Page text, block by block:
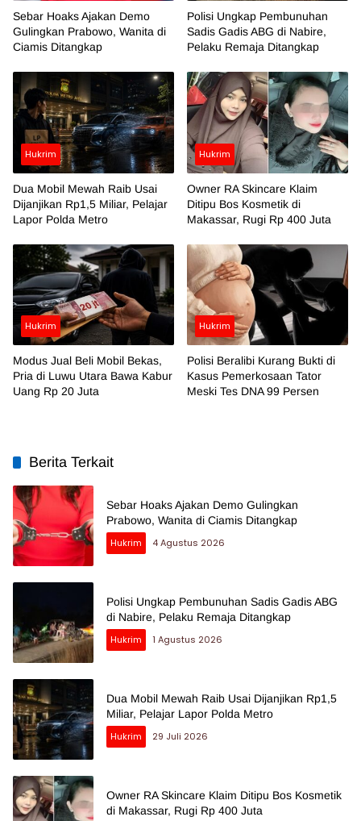
Sebar Hoaks Ajakan Demo
Gulingkan Prabowo, Wanita di
Ciamis Ditangkap
Polisi Ungkap Pembunuhan
Sadis Gadis ABG di Nabire,
Pelaku Remaja Ditangkap
Hukrim
Dua Mobil Mewah Raib Usai
Dijanjikan Rp1,5 Miliar, Pelajar
Lapor Polda Metro
Hukrim
Owner RA Skincare Klaim
Ditipu Bos Kosmetik di
Makassar, Rugi Rp 400 Juta
Hukrim
Modus Jual Beli Mobil Bekas,
Pria di Luwu Utara Bawa Kabur
Uang Rp 20 Juta
Hukrim
Polisi Beralibi Kurang Bukti di
Kasus Pemerkosaan Tator
Meski Tes DNA 99 Persen
Berita Terkait
Sebar Hoaks Ajakan Demo Gulingkan
Prabowo, Wanita di Ciamis Ditangkap
Hukrim
4 Agustus 2026
Polisi Ungkap Pembunuhan Sadis Gadis ABG
di Nabire, Pelaku Remaja Ditangkap
Hukrim
1 Agustus 2026
Dua Mobil Mewah Raib Usai Dijanjikan Rp1,5
Miliar, Pelajar Lapor Polda Metro
Hukrim
29 Juli 2026
Owner RA Skincare Klaim Ditipu Bos Kosmetik
di Makassar, Rugi Rp 400 Juta